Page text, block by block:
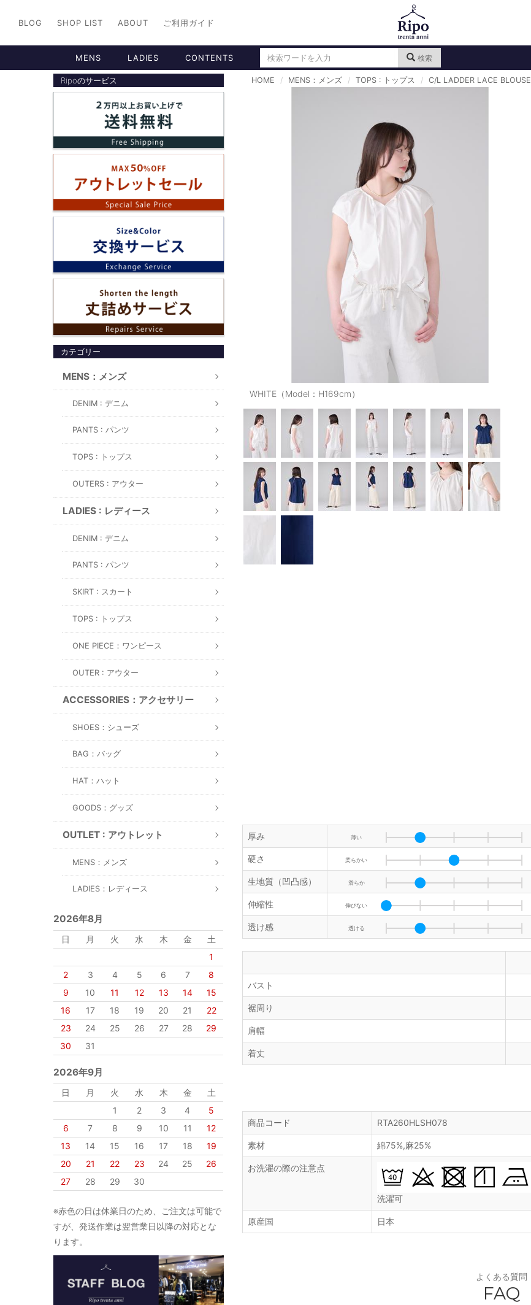
BLOG SHOP LIST ABOUT ご利用ガイド
MENS LADIES CONTENTS 検索
Ripoのサービス
カテゴリー
MENS：メンズ
DENIM : デニム
PANTS : パンツ
TOPS : トップス
OUTERS : アウター
LADIES : レディース
DENIM : デニム
PANTS : パンツ
SKIRT : スカート
TOPS : トップス
ONE PIECE：ワンピース
OUTER : アウター
ACCESSORIES：アクセサリー
SHOES：シューズ
BAG：バッグ
HAT：ハット
GOODS：グッズ
OUTLET : アウトレット
MENS：メンズ
LADIES：レディース
2026年8月
日 月 火 水 木 金
土
1
2
3 4 5 6 7
8
9
10 11 12 13 14
15
16
17 18 19 20 21
22
23
24 25 26 27 28
29
30
31
2026年9月
日 月 火 水 木 金
土
1
2 3 4
5
6
7 8 9 10 11
12
13
14 15 16 17 18
19
20
21 22 23 24 25
26
27
28 29 30
※赤色の日は休業日のため、ご注文は可能で
すが、発送作業は翌営業日以降の対応とな
ります。
HOME MENS：メンズ TOPS : トップス C/L LADDER LACE BLOUSE
WHITE（Model：H169cm）
厚み 薄い
硬さ 柔らかい
生地質（凹凸感） 滑らか
伸縮性 伸びない
透け感 透ける
バスト
裾周り
肩幅
着丈
商品コード RTA260HLSH078
素材 綿75%,麻25%
お洗濯の際の注意点
洗濯可
原産国 日本
よくある質問
FAQ